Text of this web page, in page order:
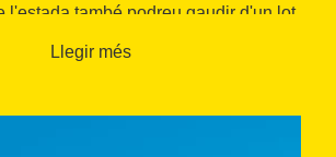
l'estada també podreu gaudir d'un lot
d'un menú de maridatge al
Llegir més